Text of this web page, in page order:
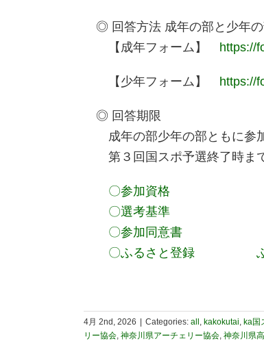
◎ 回答方法 成年の部と少年の
【成年フォーム】 https://
【少年フォーム】 https://
◎ 回答期限
成年の部少年の部ともに参加
第３回国スポ予選終了時まで
〇参加資格
〇選考基準
〇参加同意書
〇ふるさと登録
4月 2nd, 2026 | Categories: all kakokutai ka国
リー協会 神奈川県アーチェリー協会 神奈川県